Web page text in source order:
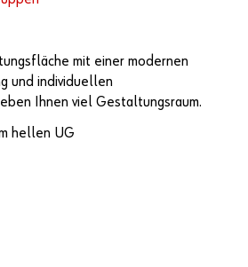
mit einer modernen
und individuellen
Ihnen viel Gestaltungsraum.
hellen UG